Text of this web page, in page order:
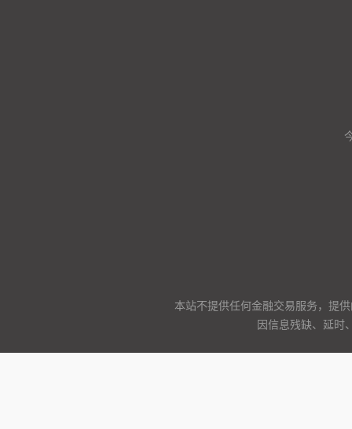
本站不提供任何金融交易服务，提
因信息残缺、延时